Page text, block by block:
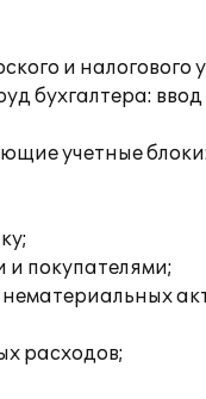
и
бухгалтера:
учетные
и покупателями;
расходов;